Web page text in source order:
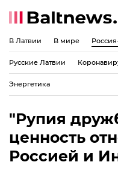
В Латвии В мире
Русские Латвии
Энергетика
"Рупия
ценность
Россией и